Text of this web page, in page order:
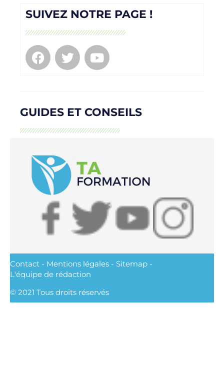
SUIVEZ NOTRE PAGE !
GUIDES ET CONSEILS
Contact - Mentions légales - Sitemap -
L'équipe de rédaction
© 2021 Tous droits réservés